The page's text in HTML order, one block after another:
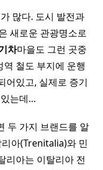
많다. 도시 발전과
새로운 관광명소로
차마을도 그런 곳중
철도 부지에 운행
어있고, 실제로 증기
는데…
두 가지 브랜드를 알
아(Trenitalia)와 민
리아는 이탈리아 전